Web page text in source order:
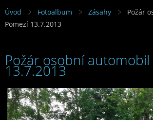
Úvod Fotoalbum Zásahy
Požár
Pomezí 13.7.2013
Požár osobní automobil
13.7.2013